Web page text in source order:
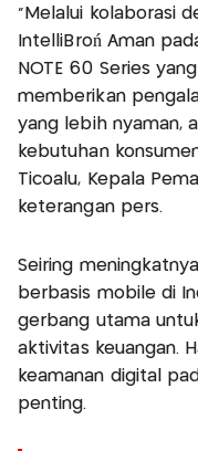
"Melalui kolaborasi
IntelliBroń Aman
NOTE 60 Series
memberikan
yang lebih nyaman,
kebutuhan
Ticoalu, Kepala
keterangan pers.
Seiring
berbasis mobile di
gerbang utama
aktivitas keuangan.
keamanan digital
penting.